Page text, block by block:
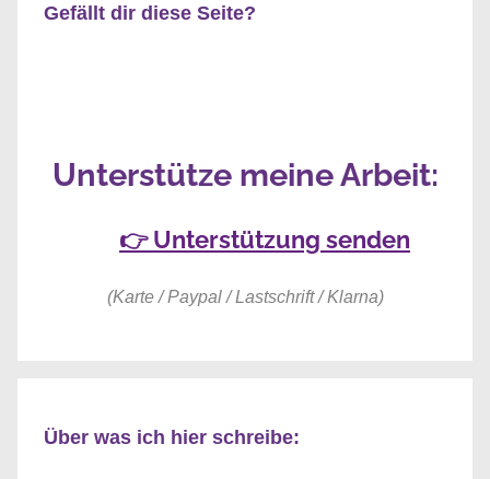
Gefällt dir diese Seite?
Unterstütze meine Arbeit:
👉 Unterstützung senden
(Karte / Paypal / Lastschrift / Klarna)
Über was ich hier schreibe: